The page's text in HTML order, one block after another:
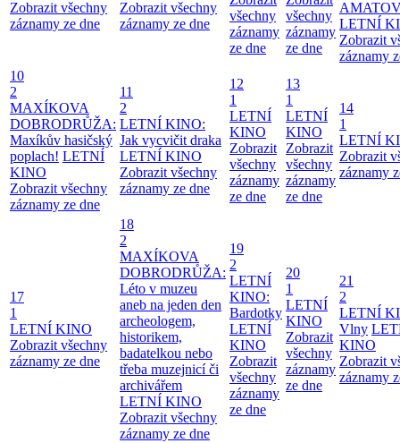
Zobrazit všechny
záznamy ze dne
Zobrazit všechny
záznamy ze dne
všechny
záznamy
ze dne
všechny
záznamy
ze dne
LETNÍ
Zobrazit
záznamy
10
2
MAXÍKOVA
DOBRODRŮŽA:
Maxíkův hasičský
poplach! LETNÍ
KINO
Zobrazit všechny
záznamy ze dne
11
2
LETNÍ KINO:
Jak vycvičit draka
LETNÍ KINO
Zobrazit všechny
záznamy ze dne
12
1
LETNÍ
KINO
Zobrazit
všechny
záznamy
ze dne
13
1
LETNÍ
KINO
Zobrazit
všechny
záznamy
ze dne
14
1
LETNÍ
Zobrazit
záznamy
17
1
LETNÍ KINO
Zobrazit všechny
záznamy ze dne
18
2
MAXÍKOVA
DOBRODRŮŽA:
Léto v muzeu
aneb na jeden den
archeologem,
historikem,
badatelkou nebo
třeba muzejnicí či
archivářem
LETNÍ KINO
Zobrazit všechny
záznamy ze dne
19
2
LETNÍ
KINO:
Bardotky
LETNÍ
KINO
Zobrazit
všechny
záznamy
ze dne
20
1
LETNÍ
KINO
Zobrazit
všechny
záznamy
ze dne
21
2
LETNÍ
Vlny
KINO
Zobrazit
záznamy